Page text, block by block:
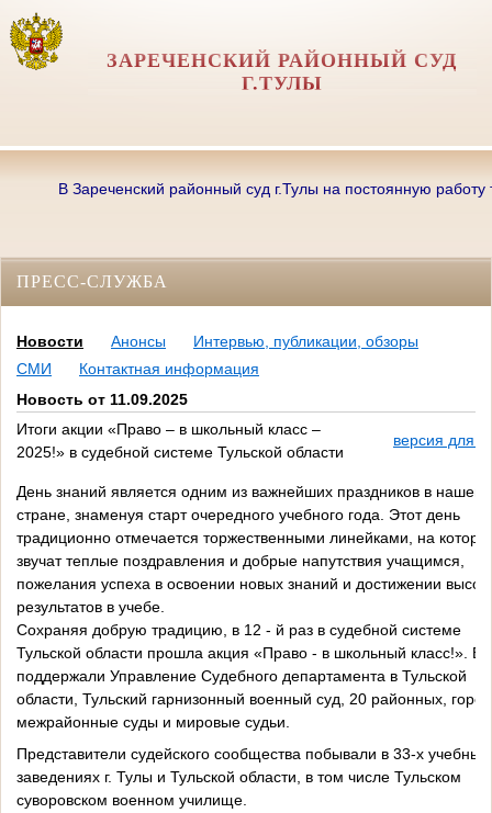
ЗАРЕЧЕНСКИЙ РАЙОННЫЙ СУД
Г.ТУЛЫ
В Зареченский районный суд г.Тулы на постоянную работу
ПРЕСС-СЛУЖБА
Новости Анонсы
Интервью, публикации, обзоры
СМИ
Контактная информация
Новость от 11.09.2025
Итоги акции «Право – в школьный класс –
2025!» в судебной системе Тульской области
версия для
День знаний является одним из важнейших праздников в нашей
стране, знаменуя старт очередного учебного года. Этот день
традиционно отмечается торжественными линейками, на
звучат теплые поздравления и добрые напутствия учащимся,
пожелания успеха в освоении новых знаний и достижении
результатов в учебе.
Сохраняя добрую традицию, в 12 - й раз в судебной системе
Тульской области прошла акция «Право - в школьный класс!». Ее
поддержали Управление Судебного департамента в Тульской
области, Тульский гарнизонный военный суд, 20 районных,
межрайонные суды и мировые судьи.
Представители судейского сообщества побывали в 33-х учебных
заведениях г. Тулы и Тульской области, в том числе Тульском
суворовском военном училище.